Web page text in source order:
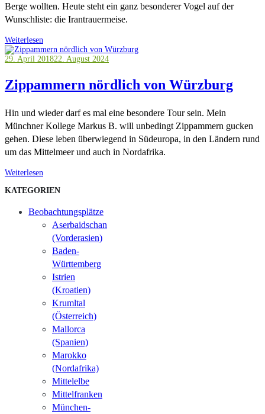
Berge wollten. Heute steht ein ganz besonderer Vogel auf der
Wunschliste: die Irantrauermeise.
Weiterlesen
29. April 201822. August 2024
Zippammern nördlich von Würzburg
Hin und wieder darf es mal eine besondere Tour sein. Mein
Münchner Kollege Markus B. will unbedingt Zippammern gucken
gehen. Diese leben überwiegend in Südeuropa, in den Ländern rund
um das Mittelmeer und auch in Nordafrika.
Weiterlesen
KATEGORIEN
Beobachtungsplätze
Aserbaidschan
(Vorderasien)
Baden-
Württemberg
Istrien
(Kroatien)
Krumltal
(Österreich)
Mallorca
(Spanien)
Marokko
(Nordafrika)
Mittelelbe
Mittelfranken
München-